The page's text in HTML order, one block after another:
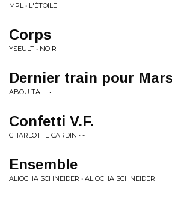
MPL • L'ÉTOILE
Corps
YSEULT • NOIR
Dernier train pour
ABOU TALL • -
Confetti V.F.
CHARLOTTE CARDIN • -
Ensemble
ALIOCHA SCHNEIDER • ALIOCHA SCHNEIDER